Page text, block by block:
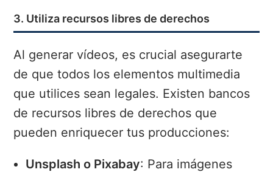
3. Utiliza recursos libres de derechos
Al generar vídeos, es crucial asegurarte
de que todos los elementos multimedia
que utilices sean legales. Existen bancos
de recursos libres de derechos que
pueden enriquecer tus producciones:
Unsplash o Pixabay: Para imágenes